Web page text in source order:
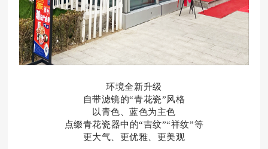
环境全新升级
自带滤镜的“青花瓷”风格
以青色、蓝色为主色
点缀青花瓷器中的“吉纹”“祥纹”等
更大气、更优雅、更美观